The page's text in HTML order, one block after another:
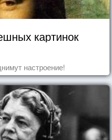
картинок
настроение!